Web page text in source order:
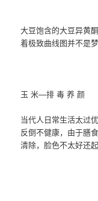
大豆饱含的大豆异黄
着极致曲线图并不是梦
玉 米—排 毒 养 颜
当代人日常生活太过
反倒不健康，由于膳
清除，脸色不太好还